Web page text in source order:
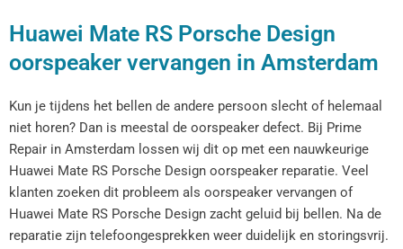
Huawei Mate RS Porsche Design
oorspeaker vervangen in Amsterdam
Kun je tijdens het bellen de andere persoon slecht of helemaal
niet horen? Dan is meestal de oorspeaker defect. Bij Prime
Repair in Amsterdam lossen wij dit op met een nauwkeurige
Huawei Mate RS Porsche Design oorspeaker reparatie. Veel
klanten zoeken dit probleem als oorspeaker vervangen of
Huawei Mate RS Porsche Design zacht geluid bij bellen. Na de
reparatie zijn telefoongesprekken weer duidelijk en storingsvrij.